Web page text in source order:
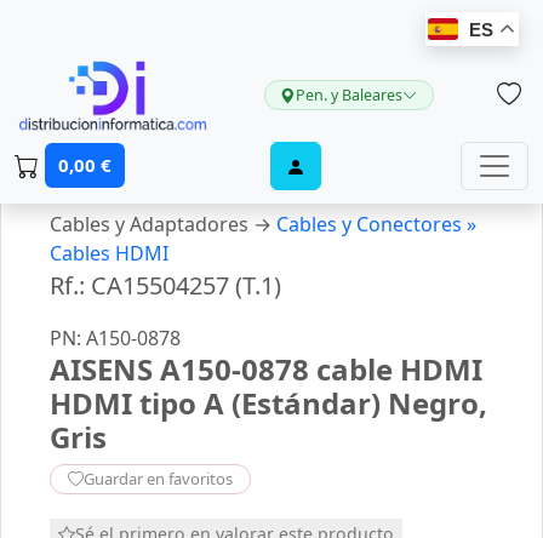
ES
Pen. y Baleares
0,00 €
Cables y Adaptadores → Cables y Conectores »
Cables HDMI
Rf.: CA15504257 (T.1)
PN: A150-0878
AISENS A150-0878 cable HDMI
HDMI tipo A (Estándar) Negro,
Gris
Guardar en favoritos